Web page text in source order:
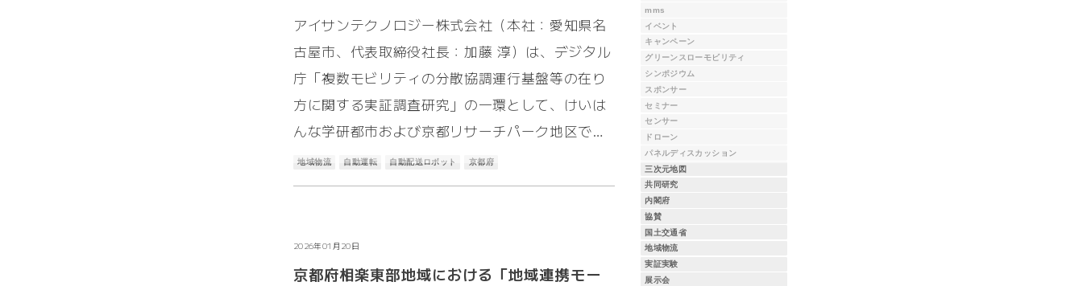
アイサンテクノロジー株式会社（本社：愛知県名
古屋市、代表取締役社長：加藤 淳）は、デジタル
庁「複数モビリティの分散協調運行基盤等の在り
方に関する実証調査研究」の一環として、けいは
んな学研都市および京都リサーチパーク地区で…
地域物流 自動運転 自動配送ロボット 京都府
2026年01月20日
京都府相楽東部地域における「地域連携モー
mms
イベント
キャンペーン
グリーンスローモビリティ
シンポジウム
スポンサー
セミナー
センサー
ドローン
パネルディスカッション
三次元地図
共同研究
内閣府
協賛
国土交通省
地域物流
実証実験
展示会